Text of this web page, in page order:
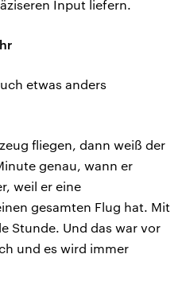
Input liefern.
etwas anders
fliegen, dann weiß der
genau, wann er
weil er eine
gesamten Flug hat. Mit
Stunde. Und das war vor
und es wird immer